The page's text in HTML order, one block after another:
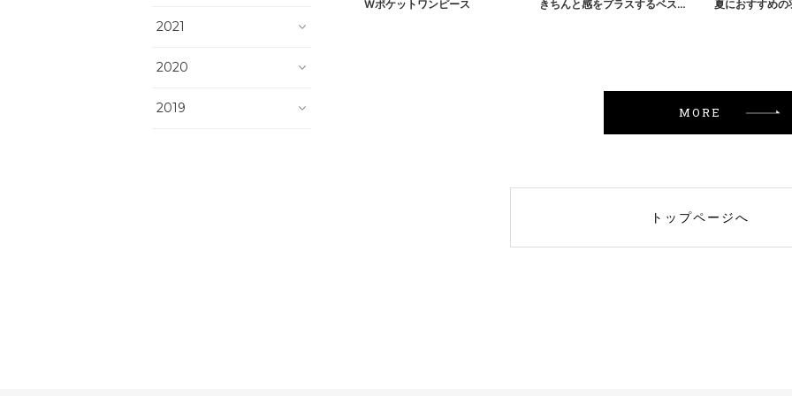
Wポケットワンピース きちんと感をプラスするベスト 夏におすすめの
MORE
トップページへ
2021
2020
2019